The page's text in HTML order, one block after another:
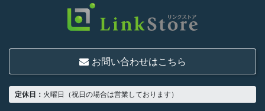
いものとします。
18歳以上の独身者であること
男性は収入があること
当社の指定する環境でサービスを利用で
お問い合わせはこちら
定休日： 火曜日（祝日の場合は営業しております）